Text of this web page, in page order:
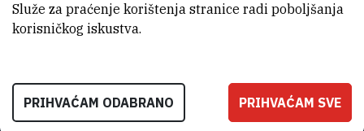
Uvjeti korištenja
Izjava o pristupačnosti
Služe za praćenje korištenja stranice radi poboljšanja
korisničkog iskustva.
PRIHVAĆAM ODABRANO PRIHVAĆAM SVE